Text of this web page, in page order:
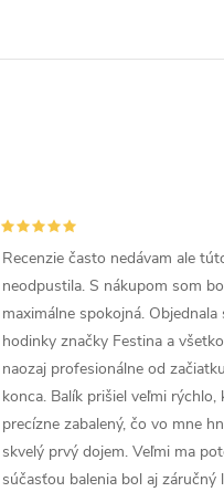
Recenzie často nedávam ale
neodpustila. S nákupom som
maximálne spokojná. Objednala
hodinky značky Festina a
naozaj profesionálne od
konca. Balík prišiel veľmi rýchlo,
precízne zabalený, čo vo mne
skvelý prvý dojem. Veľmi ma
súčasťou balenia bol aj záručný